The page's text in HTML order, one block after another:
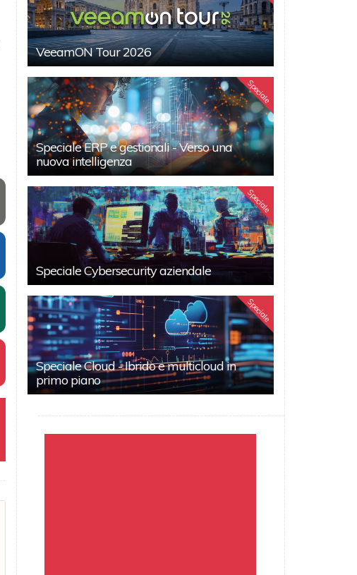
VeeamON Tour 2026
Speciale
Speciale ERP e gestionali - Verso una
nuova intelligenza
Speciale
Speciale Cybersecurity aziendale
Speciale
Speciale Cloud - Ibrido e multicloud in
primo piano